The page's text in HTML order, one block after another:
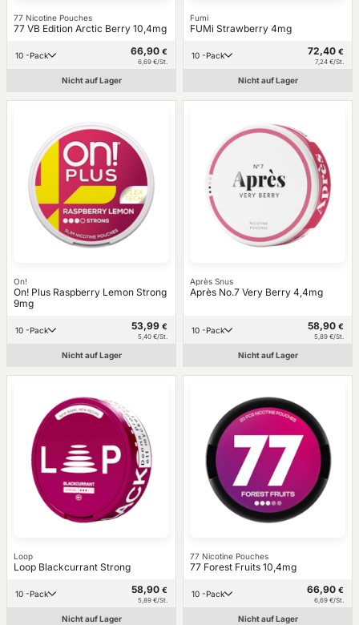
77 Nicotine Pouches
77 VB Edition Arctic Berry 10,4mg
10 -Pack 66,90 €
6,69 €/St.
Nicht auf Lager
Fumi
FUMi Strawberry 4mg
10 -Pack 72,40 €
7,24 €/St.
Nicht auf Lager
On!
On! Plus Raspberry Lemon Strong
9mg
10 -Pack 53,99 €
5,40 €/St.
Nicht auf Lager
Après Snus
Après No.7 Very Berry 4,4mg
10 -Pack 58,90 €
5,89 €/St.
Nicht auf Lager
Loop
Loop Blackcurrant Strong
10 -Pack 58,90 €
5,89 €/St.
Nicht auf Lager
77 Nicotine Pouches
77 Forest Fruits 10,4mg
10 -Pack 66,90 €
6,69 €/St.
Nicht auf Lager